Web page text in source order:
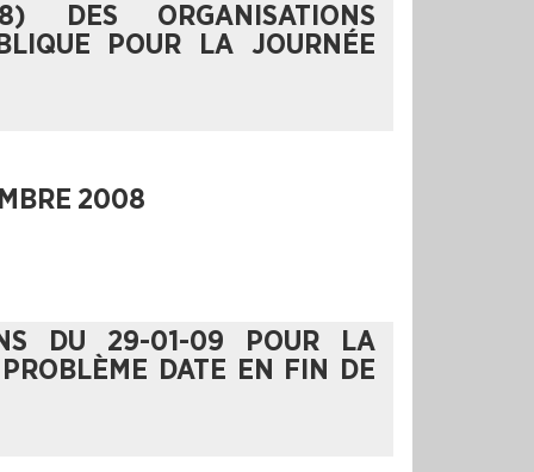
DES ORGANISATIONS
POUR LA JOURNÉE
2008
DU 29-01-09 POUR LA
DATE EN FIN DE